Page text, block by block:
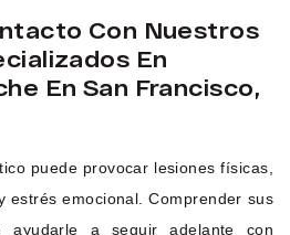
Con Nuestros
En
En San Francisco,
puede provocar lesiones físicas,
estrés emocional. Comprender sus
ayudarle a seguir adelante con